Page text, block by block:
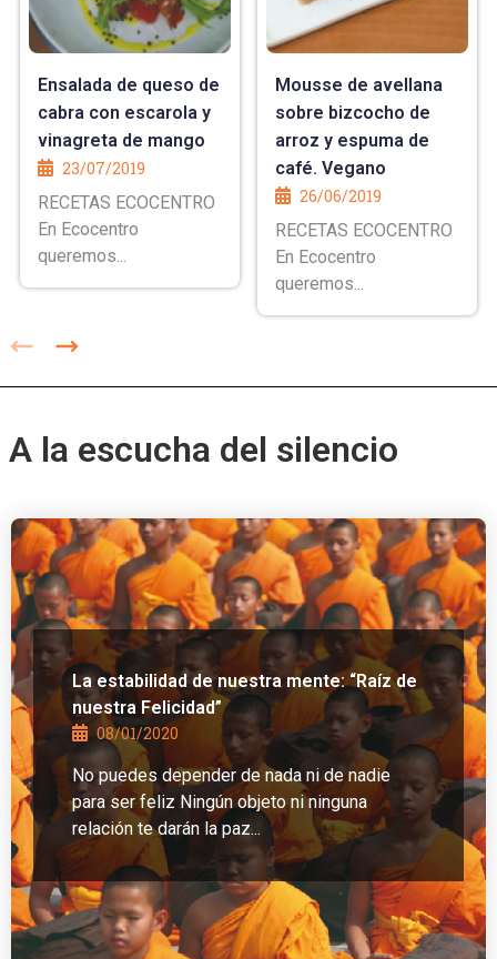
Ensalada de queso de
cabra con escarola y
vinagreta de mango
23/07/2019
RECETAS ECOCENTRO
En Ecocentro
queremos...
Mousse de avellana
sobre bizcocho de
arroz y espuma de
café. Vegano
26/06/2019
RECETAS ECOCENTRO
En Ecocentro
queremos...
A la escucha del silencio
La estabilidad de nuestra mente: “Raíz de
nuestra Felicidad”
08/01/2020
No puedes depender de nada ni de nadie
para ser feliz Ningún objeto ni ninguna
relación te darán la paz...